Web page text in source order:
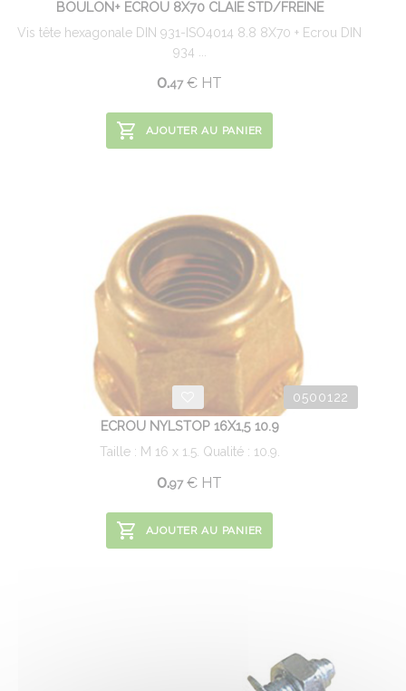
BOULON+ ECROU 8X70 CLAIE STD/FREINE
Vis tête hexagonale DIN 931-ISO4014 8.8 8X70 + Ecrou DIN
934 ...
0.47 € HT
AJOUTER AU PANIER
0500122
ECROU NYLSTOP 16X1,5 10.9
Taille : M 16 x 1.5. Qualité : 10.9.
0.97 € HT
AJOUTER AU PANIER